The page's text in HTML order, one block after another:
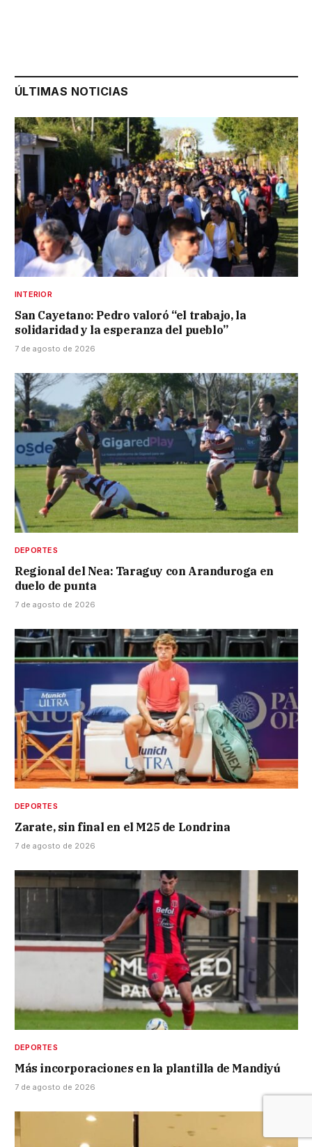
ÚLTIMAS NOTICIAS
INTERIOR
San Cayetano: Pedro valoró “el trabajo, la
solidaridad y la esperanza del pueblo”
7 de agosto de 2026
DEPORTES
Regional del Nea: Taraguy con Aranduroga en
duelo de punta
7 de agosto de 2026
DEPORTES
Zarate, sin final en el M25 de Londrina
7 de agosto de 2026
DEPORTES
Más incorporaciones en la plantilla de Mandiyú
7 de agosto de 2026